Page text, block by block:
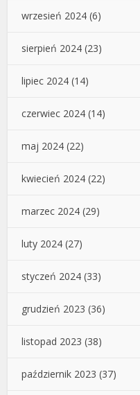
wrzesień 2024 (6)
sierpień 2024 (23)
lipiec 2024 (14)
czerwiec 2024 (14)
maj 2024 (22)
kwiecień 2024 (22)
marzec 2024 (29)
luty 2024 (27)
styczeń 2024 (33)
grudzień 2023 (36)
listopad 2023 (38)
październik 2023 (37)